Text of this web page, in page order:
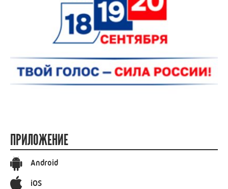
ПРИЛОЖЕНИЕ
Android
iOS